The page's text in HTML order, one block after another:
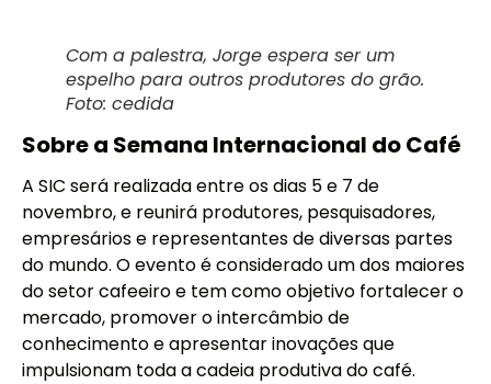
Com a palestra, Jorge espera ser um
espelho para outros produtores do grão.
Foto: cedida
Sobre a Semana Internacional do Café
A SIC será realizada entre os dias 5 e 7 de
novembro, e reunirá produtores, pesquisadores,
empresários e representantes de diversas partes
do mundo. O evento é considerado um dos maiores
do setor cafeeiro e tem como objetivo fortalecer o
mercado, promover o intercâmbio de
conhecimento e apresentar inovações que
impulsionam toda a cadeia produtiva do café.